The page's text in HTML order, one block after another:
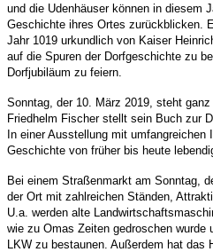
und die Udenhäuser können in diesem
Geschichte ihres Ortes zurückblicken.
Jahr 1019 urkundlich von Kaiser
auf die Spuren der Dorfgeschichte zu
Dorfjubiläum zu feiern.
Sonntag, der 10. März 2019, steht
Friedhelm Fischer stellt sein Buch zur
In einer Ausstellung mit
Geschichte von früher bis heute
Bei einem Straßenmarkt am Sonntag,
der Ort mit zahlreichen Ständen,
U.a. werden alte
wie zu Omas Zeiten gedroschen wurde
LKW zu bestaunen. Außerdem hat